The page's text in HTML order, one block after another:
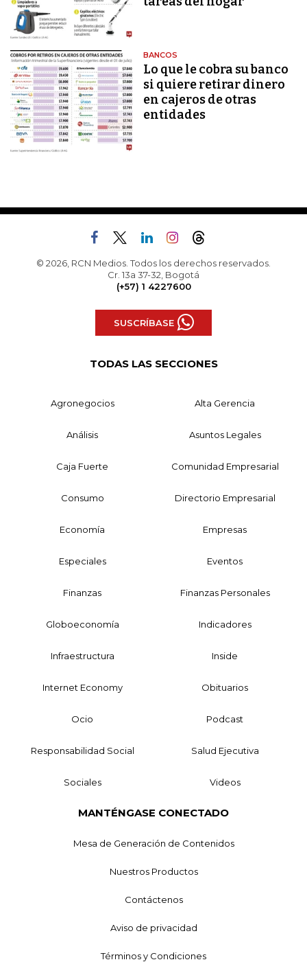
BANCOS
Lo que le cobra su banco
si quiere retirar dinero
en cajeros de otras
entidades
© 2026, RCN Medios. Todos los derechos reservados.
Cr. 13a 37-32, Bogotá
(+57) 1 4227600
SUSCRÍBASE
TODAS LAS SECCIONES
Agronegocios Alta Gerencia
Análisis Asuntos Legales
Caja Fuerte Comunidad Empresarial
Consumo Directorio Empresarial
Economía Empresas
Especiales Eventos
Finanzas Finanzas Personales
Globoeconomía Indicadores
Infraestructura Inside
Internet Economy Obituarios
Ocio Podcast
Responsabilidad Social Salud Ejecutiva
Sociales Videos
MANTÉNGASE CONECTADO
Mesa de Generación de Contenidos
Nuestros Productos
Contáctenos
Aviso de privacidad
Términos y Condiciones